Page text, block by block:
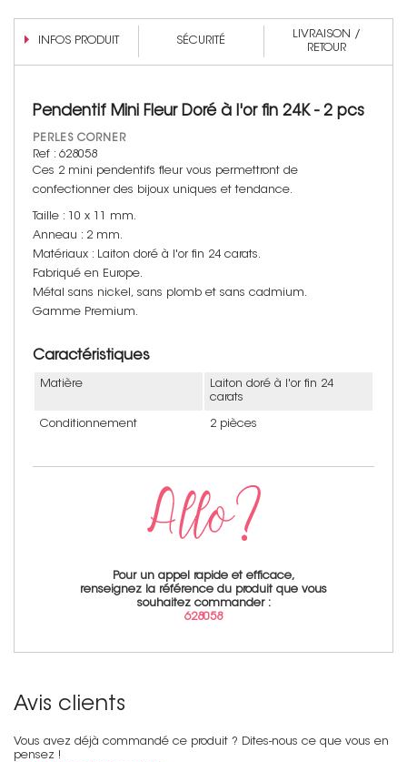
INFOS PRODUIT SÉCURITÉ
LIVRAISON /
RETOUR
Pendentif Mini Fleur Doré à l'or fin 24K - 2 pcs
PERLES CORNER
Ref : 628058
Ces 2 mini pendentifs fleur vous permettront de
confectionner des bijoux uniques et tendance.
Taille : 10 x 11 mm.
Anneau : 2 mm.
Matériaux : Laiton doré à l'or fin 24 carats.
Fabriqué en Europe.
Métal sans nickel, sans plomb et sans cadmium.
Gamme Premium.
Caractéristiques
Matière
Laiton doré à l'or fin 24
carats
Conditionnement 2 pièces
Pour un appel rapide et efficace,
renseignez la référence du produit que vous
souhaitez commander :
628058
Avis clients
Vous avez déjà commandé ce produit ? Dites-nous ce que vous en
pensez !